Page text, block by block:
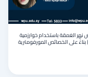
الغمقة باستخدام خوارزمية